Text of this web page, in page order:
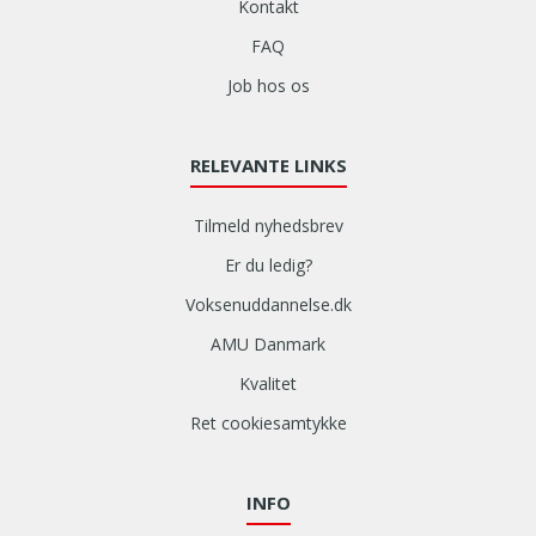
Kontakt
FAQ
Job hos os
RELEVANTE LINKS
Tilmeld nyhedsbrev
Er du ledig?
Voksenuddannelse.dk
AMU Danmark
Kvalitet
Ret cookiesamtykke
INFO